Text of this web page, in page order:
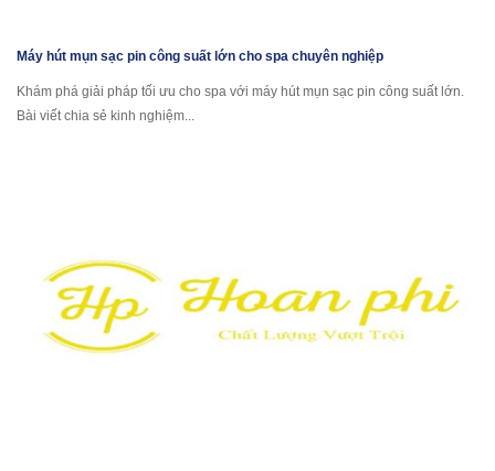
Máy hút mụn sạc pin công suất lớn cho spa chuyên nghiệp
Khám phá giải pháp tối ưu cho spa với máy hút mụn sạc pin công suất lớn.
Bài viết chia sẻ kinh nghiệm...